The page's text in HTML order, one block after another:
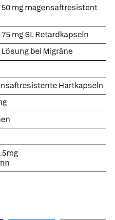
mg magensaftresistent
mg SL Retardkapseln
bei Migräne
Hartkapseln